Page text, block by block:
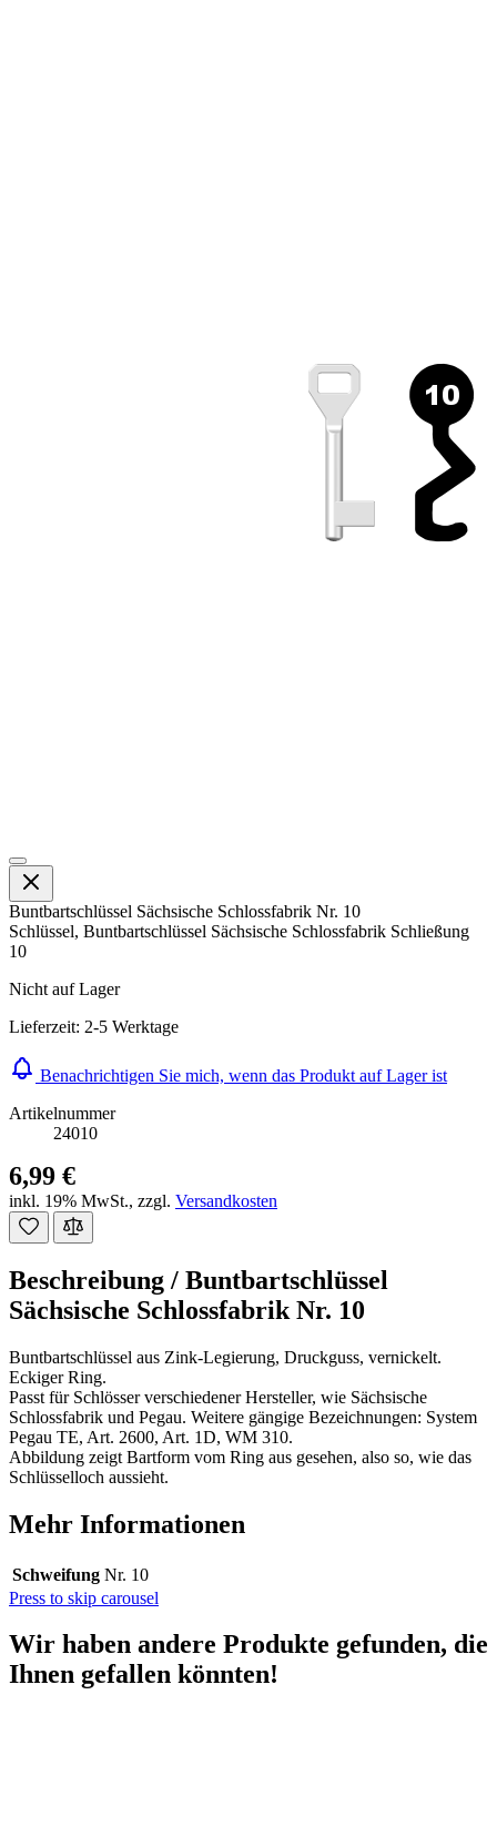
Buntbartschlüssel Sächsische Schlossfabrik Nr. 10
Schlüssel, Buntbartschlüssel Sächsische Schlossfabrik Schließung
10
Nicht auf Lager
Lieferzeit: 2-5 Werktage
Benachrichtigen Sie mich, wenn das Produkt auf Lager ist
Artikelnummer
24010
6,99 €
inkl. 19% MwSt., zzgl. Versandkosten
Beschreibung / Buntbartschlüssel
Sächsische Schlossfabrik Nr. 10
Buntbartschlüssel aus Zink-Legierung, Druckguss, vernickelt.
Eckiger Ring.
Passt für Schlösser verschiedener Hersteller, wie Sächsische
Schlossfabrik und Pegau. Weitere gängige Bezeichnungen: System
Pegau TE, Art. 2600, Art. 1D, WM 310.
Abbildung zeigt Bartform vom Ring aus gesehen, also so, wie das
Schlüsselloch aussieht.
Mehr Informationen
Schweifung Nr. 10
Press to skip carousel
Wir haben andere Produkte gefunden, die
Ihnen gefallen könnten!